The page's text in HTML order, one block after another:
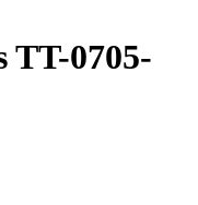
TT-0705-